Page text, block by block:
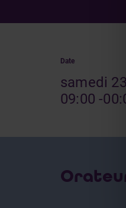
Date
samedi
09:00 -